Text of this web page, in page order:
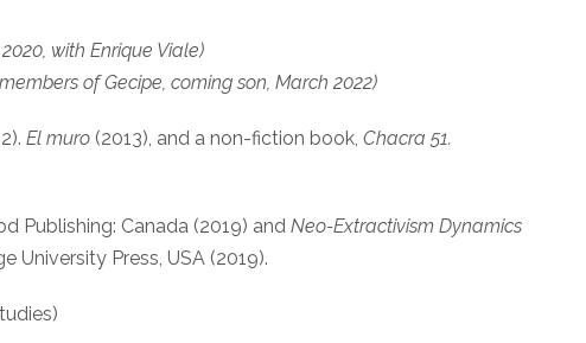
with Enrique Viale)
of Gecipe, coming son, March 2022)
El muro (2013), and a non-fiction book, Chacra 51.
Publishing: Canada (2019) and Neo-Extractivism Dynamics
University Press, USA (2019).